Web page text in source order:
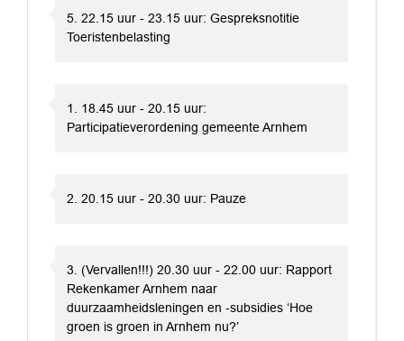
5. 22.15 uur - 23.15 uur: Gespreksnotitie
Toeristenbelasting
1. 18.45 uur - 20.15 uur:
Participatieverordening gemeente Arnhem
2. 20.15 uur - 20.30 uur: Pauze
3. (Vervallen!!!) 20.30 uur - 22.00 uur: Rapport
Rekenkamer Arnhem naar
duurzaamheidsleningen en -subsidies ‘Hoe
groen is groen in Arnhem nu?’